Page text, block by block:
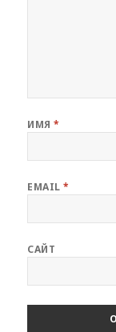
ИМЯ*
EMAIL*
САЙТ